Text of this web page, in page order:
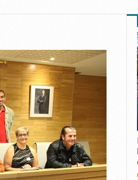
RUTA DE LA
LA VOZ DE LA
EXPERIENCIA
IN MEMORIAM
MEMORIA
UN MINUTO